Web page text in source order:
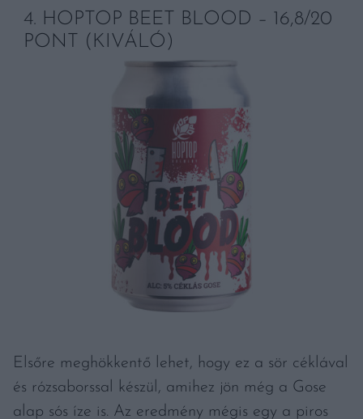
4. HOPTOP BEET BLOOD – 16,8/20
PONT (KIVÁLÓ)
Elsőre meghökkentő lehet, hogy ez a sör céklával
és rózsaborssal készül, amihez jön még a Gose
alap sós íze is. Az eredmény mégis egy a piros